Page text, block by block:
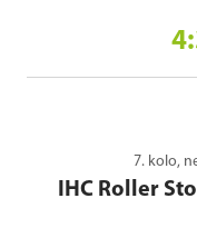
7. kolo,
IHC Roller